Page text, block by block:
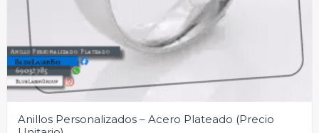
Anillos Personalizados – Acero Plateado (Precio